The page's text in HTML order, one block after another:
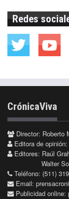
Redes
CrónicaViva
Director: Roberto
Editora de
Editores: Raúl
Walter
Teléfono: (511)
Email:
Publicidad online: